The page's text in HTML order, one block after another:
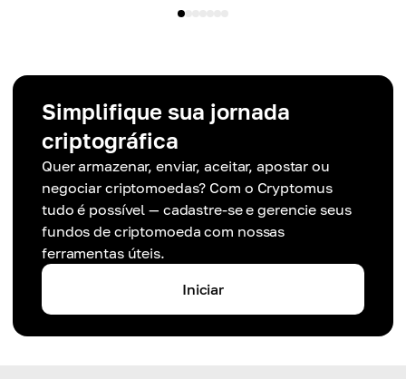
Simplifique sua jornada
criptográfica
Quer armazenar, enviar, aceitar, apostar ou
negociar criptomoedas? Com o Cryptomus
tudo é possível — cadastre-se e gerencie seus
fundos de criptomoeda com nossas
ferramentas úteis.
Iniciar